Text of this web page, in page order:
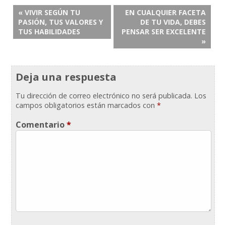
« VIVIR SEGÚN TU
PASIÓN, TUS VALORES Y
TUS HABILIDADES
EN CUALQUIER FACETA
DE TU VIDA, DEBES
PENSAR SER EXCELENTE
»
Deja una respuesta
Tu dirección de correo electrónico no será publicada. Los
campos obligatorios están marcados con*
Comentario*